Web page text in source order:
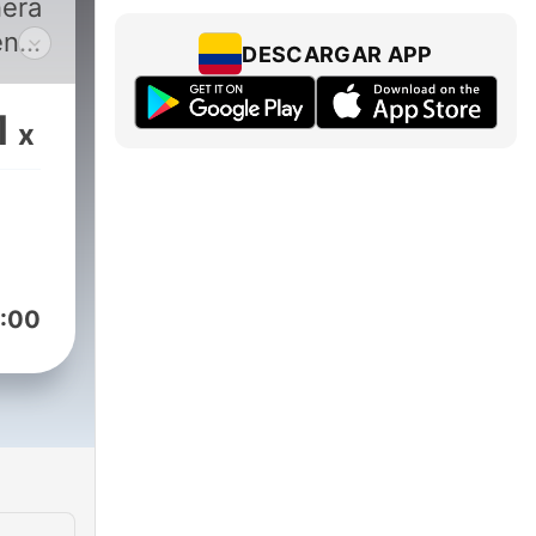
x
DESCARGAR APP